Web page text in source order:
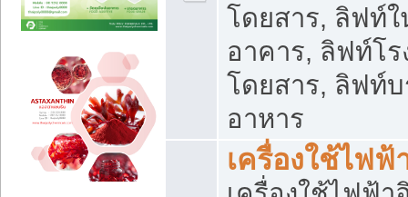
โดยสาร, ลิฟท์
อาคาร, ลิฟท์โ
โดยสาร, ลิฟท์
อาหาร
เครื่องใช้ไฟฟ้